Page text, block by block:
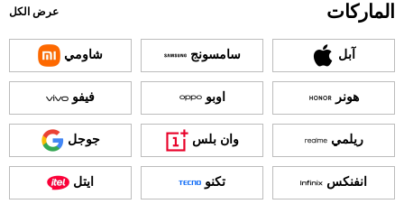
الماركات عرض الكل
آبل سامسونج شاومي
هونر اوبو فيفو
ريلمي وان بلس جوجل
انفنكس تكنو ايتل